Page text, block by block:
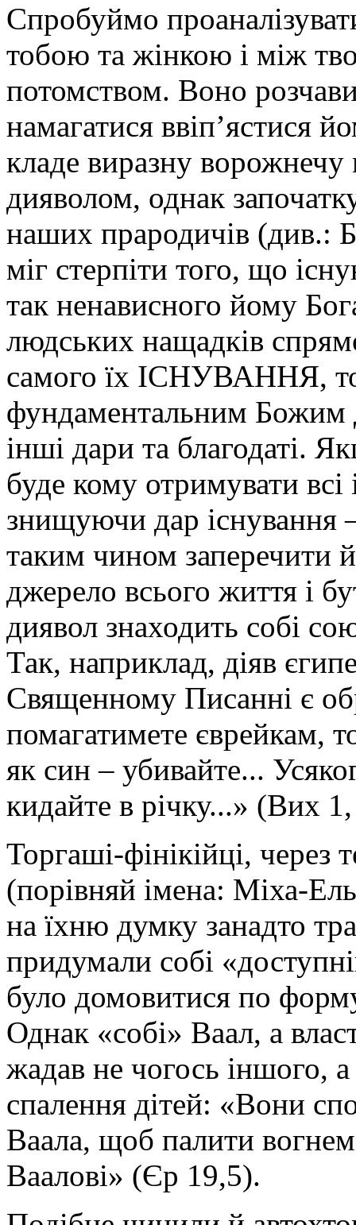
Спробуймо
тобою та жінкою і між
потомством. Воно
намагатися ввіп’ястися
кладе виразну
дияволом, однак
наших прародичів (див.:
міг стерпіти того, що
так ненависного йому
людських нащадків
самого їх ІСНУВАННЯ,
фундаментальним Божим
інші дари та благодаті.
буде кому отримувати
знищуючи дар існування
таким чином заперечити
джерело всього життя і
диявол знаходить собі
Так, наприклад, діяв
Священному Писанні є
помагатимете єврейкам,
як син – убивайте...
кидайте в річку...» (Вих
Торгаші-фінікійці,
(порівняй імена: Міха-
на їхню думку занадто
придумали собі
було домовитися по
Однак «собі» Ваал, а
жадав не чогось іншого,
спалення дітей: «Вони
Ваала, щоб палити вогнем
Ваалові» (Єр 19,5).